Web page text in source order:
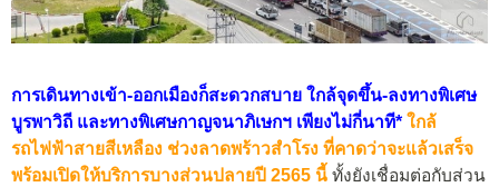
การเดินทางเข้า-ออกเมืองก็สะดวกสบาย ใกล้จุดขึ้น-ลงทางพิเศษ
บูรพาวิถี และทางพิเศษกาญจนาภิเษกฯ เพียงไม่กี่นาที* ใกล้
รถไฟฟ้าสายสีเหลือง ช่วงลาดพร้าวสำโรง ที่คาดว่าจะแล้วเสร็จ
พร้อมเปิดให้บริการบางส่วนปลายปี 2565 นี้ ทั้งยังเชื่อมต่อกับส่วน